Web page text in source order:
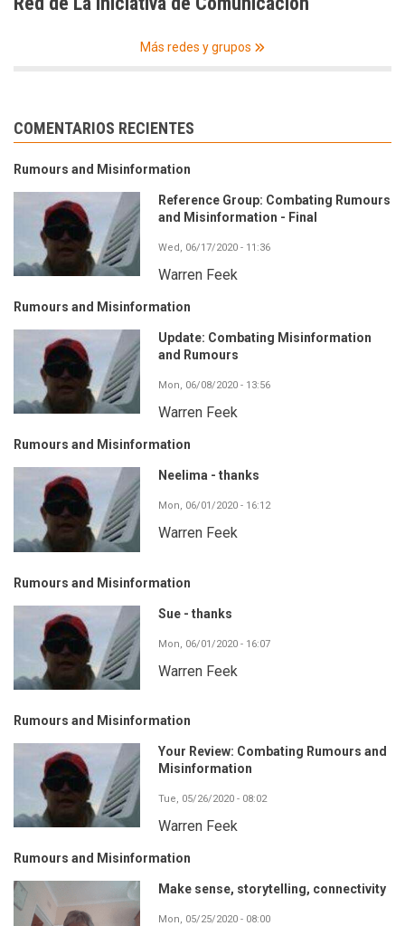
Más redes y grupos
COMENTARIOS RECIENTES
Rumours and Misinformation
Reference Group: Combating Rumours
and Misinformation - Final
Wed, 06/17/2020 - 11:36
Warren Feek
Rumours and Misinformation
Update: Combating Misinformation
and Rumours
Mon, 06/08/2020 - 13:56
Warren Feek
Rumours and Misinformation
Neelima - thanks
Mon, 06/01/2020 - 16:12
Warren Feek
Rumours and Misinformation
Sue - thanks
Mon, 06/01/2020 - 16:07
Warren Feek
Rumours and Misinformation
Your Review: Combating Rumours and
Misinformation
Tue, 05/26/2020 - 08:02
Warren Feek
Rumours and Misinformation
Make sense, storytelling, connectivity
Mon, 05/25/2020 - 08:00